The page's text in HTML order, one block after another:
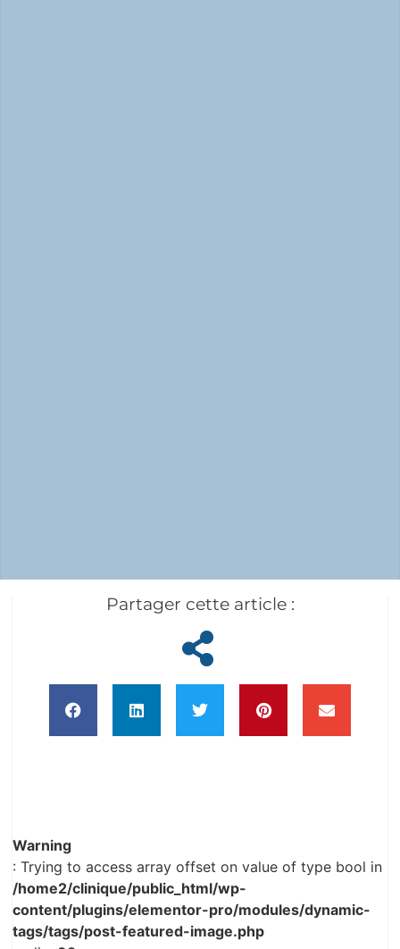
Partager cette article :
Warning
: Trying to access array offset on value of type bool in
/home2/clinique/public_html/wp-
content/plugins/elementor-pro/modules/dynamic-
tags/tags/post-featured-image.php